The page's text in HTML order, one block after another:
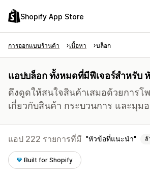
Shopify App Store
การออกแบบร้านค้า เนื้อหา บล็อก
แอปบล็อก ทั้งหมดที่มีฟีเจอร์สำหรับ
ดึงดูดให้สนใจสินค้าเสมอด้วยการโ
เกี่ยวกับสินค้า กระบวนการ และมุมอ
แอป 222 รายการที่มี หัวข้อที่แนะนำ ล้
Built for Shopify